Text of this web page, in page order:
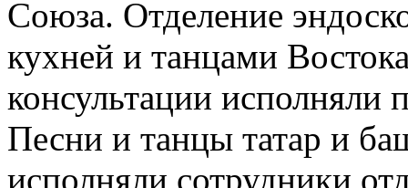
Союза. Отделение
кухней и танцами
консультации исполняли
Песни и танцы татар и
исполняли сотрудники